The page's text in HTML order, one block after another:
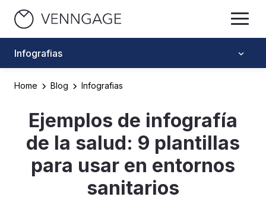
Infografias
Home Blog Infografias
Ejemplos de infografía
de la salud: 9 plantillas
para usar en entornos
sanitarios